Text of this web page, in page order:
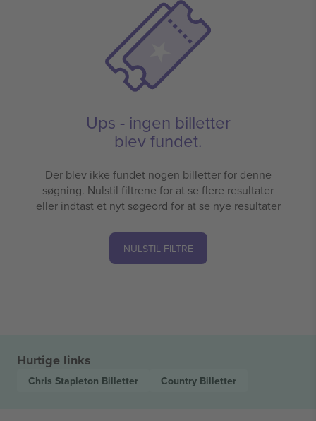
Ups - ingen billetter
blev fundet.
Der blev ikke fundet nogen billetter for denne
søgning. Nulstil filtrene for at se flere resultater
eller indtast et nyt søgeord for at se nye resultater
NULSTIL FILTRE
Hurtige links
Chris Stapleton Billetter Country Billetter